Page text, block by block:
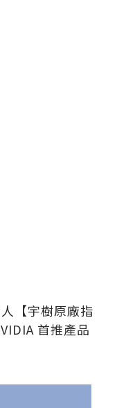
【宇樹原廠指
首推產品